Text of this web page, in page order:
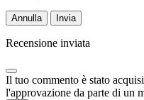
Annulla Invia
Recensione inviata
Il tuo commento è stato
l'approvazione da parte di un